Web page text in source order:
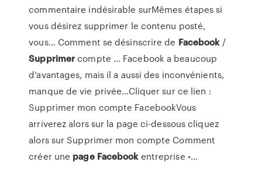
commentaire indésirable surMêmes étapes si
vous désirez supprimer le contenu posté,
vous... Comment se désinscrire de Facebook/
Supprimercompte … Facebook a beaucoup
d’avantages, mais il a aussi des inconvénients,
manque de vie privée...Cliquer sur ce lien :
Supprimer mon compte FacebookVous
arriverez alors sur la page ci-dessous cliquez
alors sur Supprimer mon compte Comment
créer une page Facebookentreprise •…